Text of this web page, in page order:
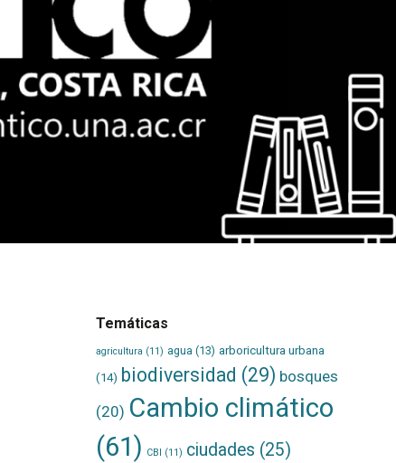
Temáticas
agricultura (11) agua (13) arboricultura urbana
(14) biodiversidad (29) bosques
(20) Cambio climático
(61) CBI (11) ciudades (25)